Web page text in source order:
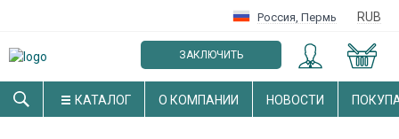
Россия, Пермь RUB
ЗАКЛЮЧИТЬ
ОПТОВЫЙ ДОГОВОР
КАТАЛОГ О КОМПАНИИ НОВОСТИ